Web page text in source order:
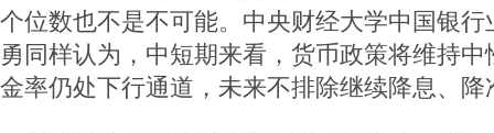
个位数也不是不可能。中央财经大学中国银
勇同样认为，中短期来看，货币政策将维持
金率仍处下行通道，未来不排除继续降息、降